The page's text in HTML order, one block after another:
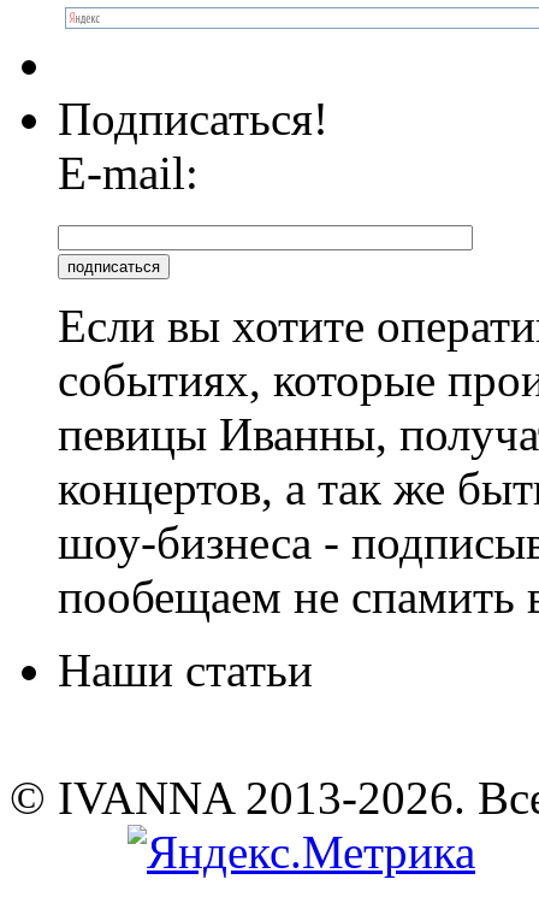
Подписаться!
E-mail:
Если вы хотите
событиях, которые
певицы Иванны,
концертов, а так же
шоу-бизнеса -
пообещаем не спамить
Наши статьи
© IVANNA 2013-2026.